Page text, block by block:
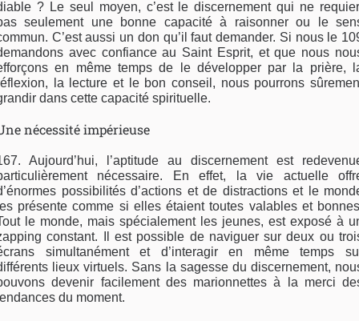
? Le seul moyen, c’est le discernement qui ne
seulement une bonne capacité à raisonner ou le
C’est aussi un don qu’il faut demander. Si nous le
avec confiance au Saint Esprit, et que nous
en même temps de le développer par la prière,
la lecture et le bon conseil, nous pourrons
dans cette capacité spirituelle.
nécessité impérieuse
Aujourd’hui, l’aptitude au discernement est
nécessaire. En effet, la vie actuelle
possibilités d’actions et de distractions et le
présente comme si elles étaient toutes valables et
le monde, mais spécialement les jeunes, est exposé à
constant. Il est possible de naviguer sur deux ou
simultanément et d’interagir en même temps
lieux virtuels. Sans la sagesse du discernement,
devenir facilement des marionnettes à la merci
du moment.